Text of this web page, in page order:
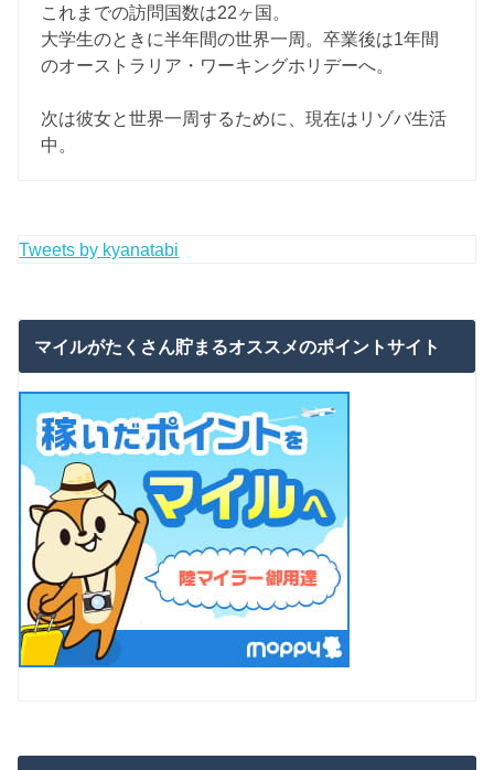
これまでの訪問国数は22ヶ国。
大学生のときに半年間の世界一周。卒業後は1年間
のオーストラリア・ワーキングホリデーへ。
次は彼女と世界一周するために、現在はリゾバ生活
中。
Tweets by kyanatabi
マイルがたくさん貯まるオススメのポイントサイト